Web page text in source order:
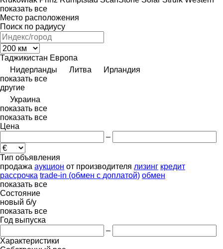
показать все
Место расположения
Поиск по радиусу
Таджикистан Европа
Нидерланды
Литва
Ирландия
показать все
другие
Украина
показать все
показать все
Цена
–
Тип объявления
продажа аукцион от производителя лизинг кредит
рассрочка trade-in (обмен с доплатой) обмен
показать все
Состояние
новый б/у
показать все
Год выпуска
–
Характеристики